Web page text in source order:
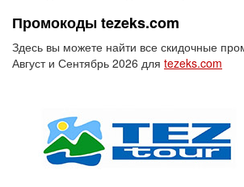
Промокоды tezeks.com
Здесь вы можете найти все скидочные
Август и Сентябрь 2026 для tezeks.com